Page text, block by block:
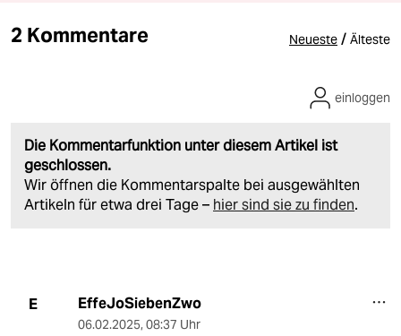
2 Kommentare Neueste / Älteste
Die Kommentarfunktion unter diesem Artikel ist
geschlossen.
Wir öffnen die Kommentarspalte bei ausgewählten
Artikeln für etwa drei Tage – hier sind sie zu finden.
einloggen
E EffeJoSiebenZwo
06.02.2025, 08:37 Uhr